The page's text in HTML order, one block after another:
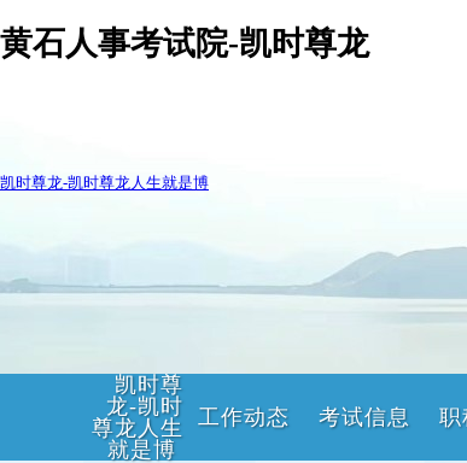
黄石人事考试院-凯时尊龙
凯时尊龙-凯时尊龙人生就是博
凯时尊
龙-凯时
尊龙人生
就是博
工作动态 考试信息 职